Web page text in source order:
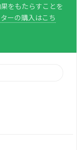
をもたらすことを
ーの購入はこち